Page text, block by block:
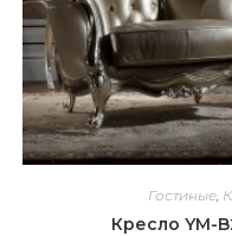
Гостиные,
Кресло YM-